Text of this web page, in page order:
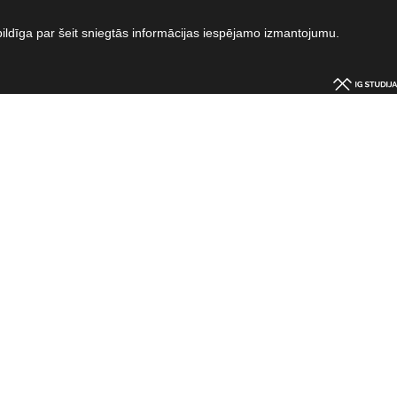
par šeit sniegtās informācijas iespējamo izmantojumu.​